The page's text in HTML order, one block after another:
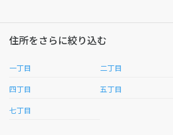
住所をさらに絞り込む
一丁目 二丁目
四丁目 五丁目
七丁目